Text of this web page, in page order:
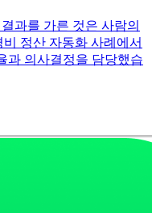
과를 가른 것은 사람의
정산 자동화 사례에서
과 의사결정을 담당했습